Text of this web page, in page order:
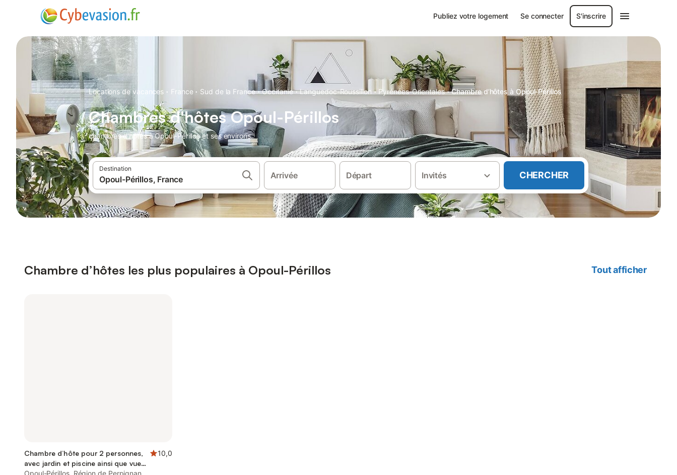
Publiez votre logement Se connecter S'inscrire
Locations de vacances · France · Sud de la France · Occitanie · Languedoc-Roussillon · Pyrénées-Orientales · Chambre d’hôtes à Opoul-Périllos
Chambres d'hôtes Opoul-Périllos
chambres d'hôtes à Opoul-Périllos et ses environs.
Destination
Arrivée Départ Invités CHERCHER
Chambre d’hôtes les plus populaires à Opoul-Périllos Tout afficher
Chambre d’hôte pour 2 personnes,
avec jardin et piscine ainsi que vue
et terrasse
10,0
Opoul-Périllos, Région de Perpignan